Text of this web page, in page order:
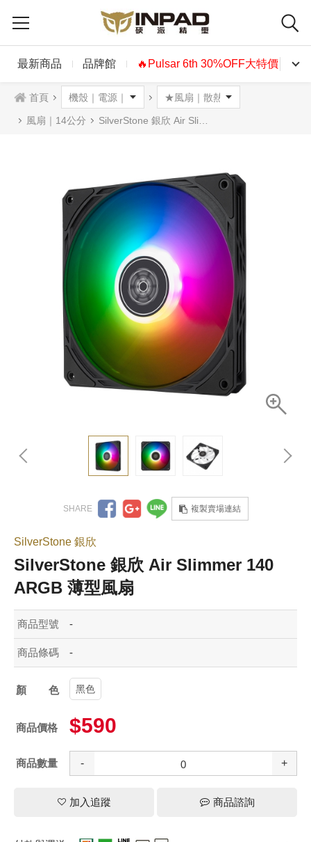
最新商品 品牌館 🔥Pulsar 6th 30%OFF大特價🔥
首頁
風扇｜14公分 SilverStone 銀欣 Air Slimmer 140 ARGB 薄型風扇
複製賣場連結
SilverStone 銀欣
SilverStone 銀欣 Air Slimmer 140
ARGB 薄型風扇
商品型號 -
商品條碼 -
顏色黑色
商品價格 $590
商品數量 - +
加入追蹤 商品諮詢